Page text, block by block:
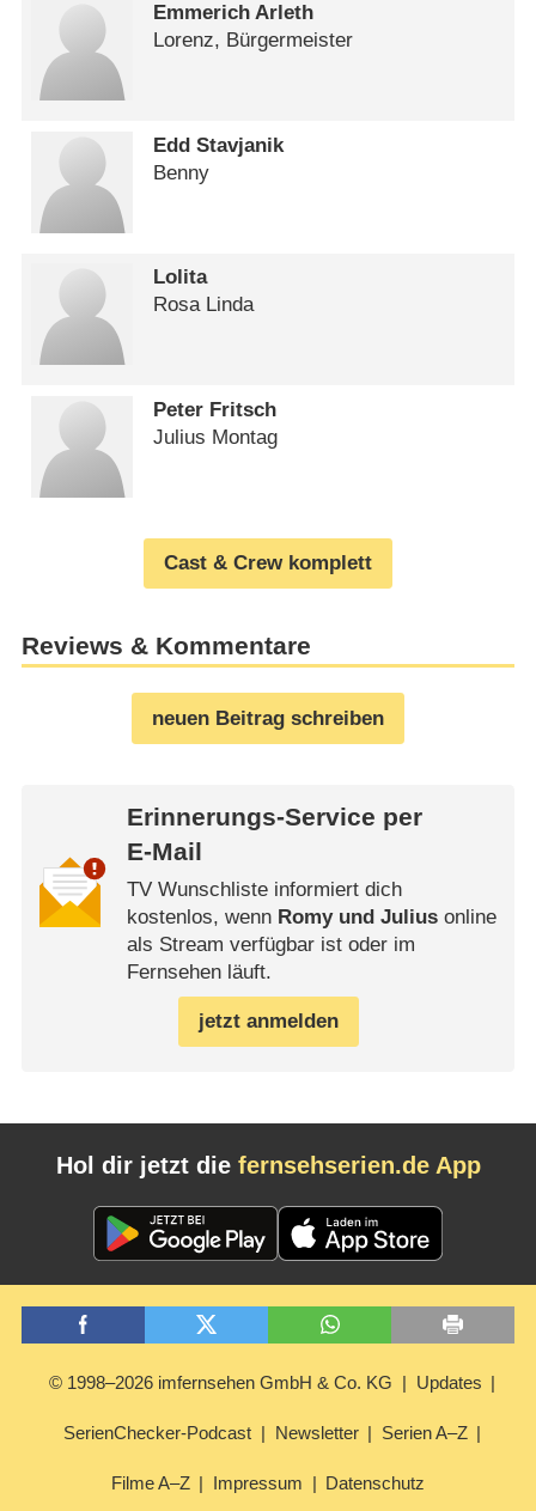
Emmerich Arleth
Lorenz, Bürgermeister
Edd Stavjanik
Benny
Lolita
Rosa Linda
Peter Fritsch
Julius Montag
Cast & Crew komplett
Reviews & Kommentare
neuen Beitrag schreiben
Erinnerungs-Service per
E-Mail
TV Wunschliste informiert dich
kostenlos, wenn Romy und Juliusonline
als Stream verfügbar ist oder im
Fernsehen läuft.
jetzt anmelden
Hol dir jetzt die fernsehserien.de App
© 1998–2026 imfernsehen GmbH & Co. KG Updates
SerienChecker-Podcast Newsletter Serien A–Z
Filme A–Z Impressum Datenschutz